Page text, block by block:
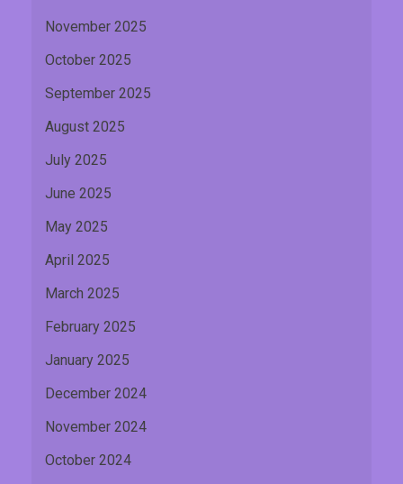
November 2025
October 2025
September 2025
August 2025
July 2025
June 2025
May 2025
April 2025
March 2025
February 2025
January 2025
December 2024
November 2024
October 2024